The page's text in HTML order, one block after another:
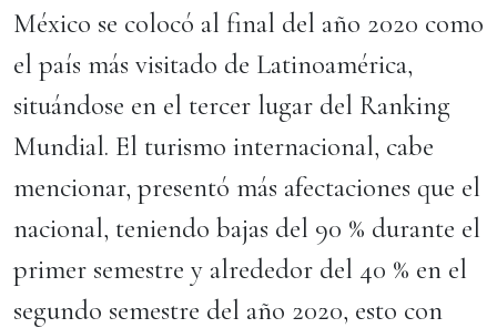
México se colocó al final del año 2020 como
el país más visitado de Latinoamérica,
situándose en el tercer lugar del Ranking
Mundial. El turismo internacional, cabe
mencionar, presentó más afectaciones que el
nacional, teniendo bajas del 90 % durante el
primer semestre y alrededor del 40 % en el
segundo semestre del año 2020, esto con